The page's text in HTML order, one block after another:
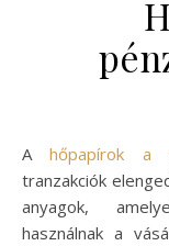
Ahőpapírok a
tranzakciók
anyagok,
használnak a